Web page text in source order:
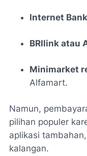
Internet
BRIlink atau
Minimarket
Alfamart.
Namun,
pilihan populer
aplikasi
kalangan.